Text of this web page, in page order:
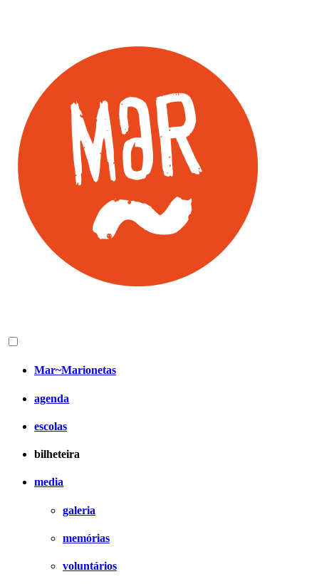
Mar~Marionetas
agenda
escolas
bilheteira
media
galeria
memórias
voluntários